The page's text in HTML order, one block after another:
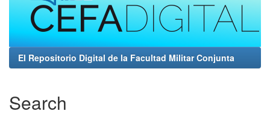
El Repositorio Digital de la Facultad Militar Conjunta
Search